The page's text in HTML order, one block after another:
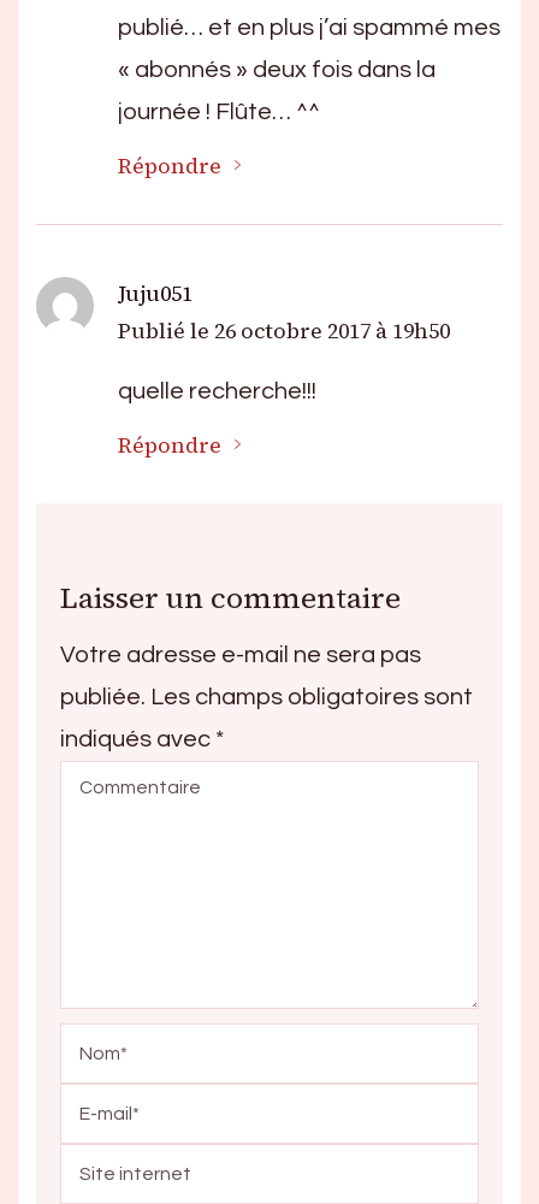
publié… et en plus j’ai spammé mes
« abonnés » deux fois dans la
journée ! Flûte… ^^
Répondre
Juju051
Publié le 26 octobre 2017 à 19h50
quelle recherche!!!
Répondre
Laisser un commentaire
Votre adresse e-mail ne sera pas
publiée. Les champs obligatoires sont
indiqués avec *